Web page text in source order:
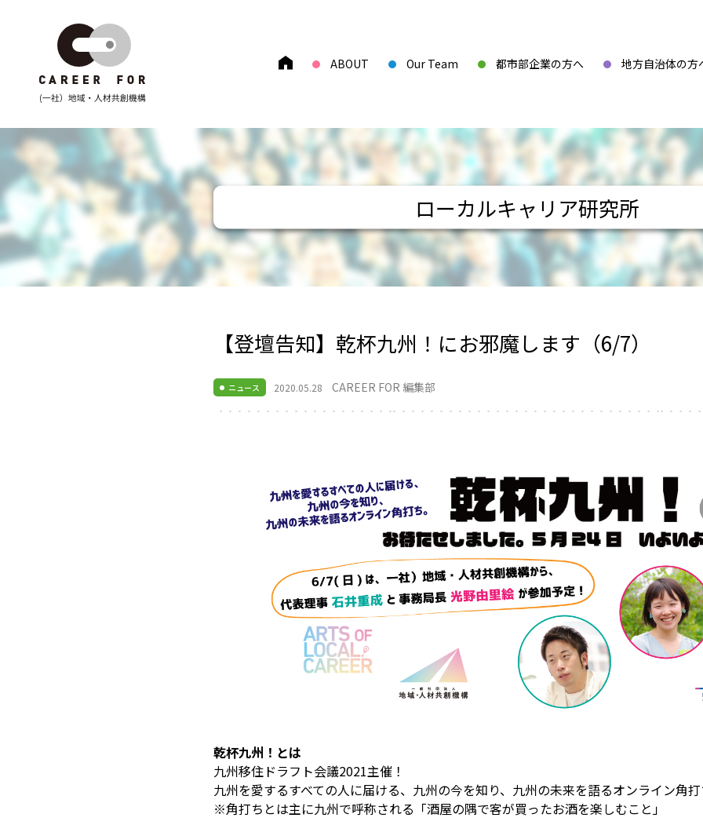
ABOUT Our Team 都市部企業の方へ 地方自治体の方
ローカルキャリア研究所
【登壇告知】乾杯九州！にお邪魔します（6/7）
ニュース 2020.05.28 CAREER FOR 編集部
乾杯九州！とは
九州移住ドラフト会議2021主催！
九州を愛するすべての人に届ける、九州の今を知り、九州の未来を語るオンライン角
※角打ちとは主に九州で呼称される「酒屋の隅で客が買ったお酒を楽しむこと」